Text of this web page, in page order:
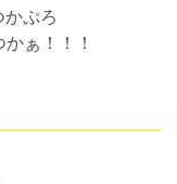
ぷろ
ぁ！！！